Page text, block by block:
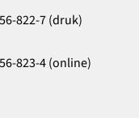
822-7 (druk)
823-4 (online)